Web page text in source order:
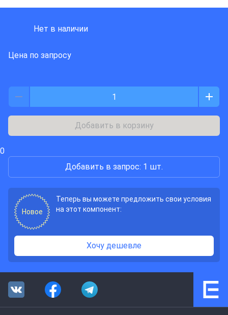
Нет в наличии
Цена по запросу
Добавить в корзину
0
Добавить в запрос: 1 шт.
Новое
Теперь вы можете предложить свои условия
на этот компонент:
Хочу дешевле